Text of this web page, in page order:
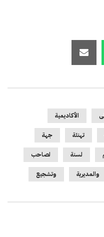
الأكاديمية
تهنئة جهة
لسنة لصاحب
والمديرية وتشجيع